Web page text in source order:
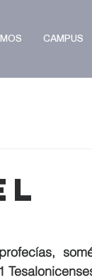
CAMPUS